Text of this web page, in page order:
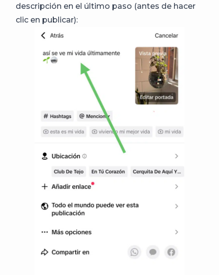
descripción en el último paso (antes de hacer
clic en publicar):